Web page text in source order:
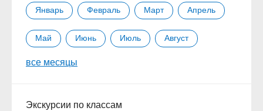
Январь Февраль Март Апрель
Май Июнь Июль Август
Сентябрь
все месяцы
Экскурсии по классам